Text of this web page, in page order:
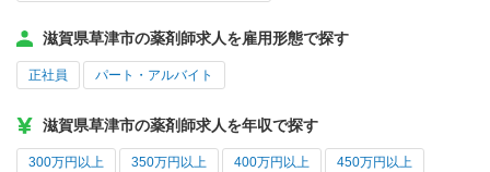
滋賀県草津市の薬剤師求人を雇用形態で探す
正社員 パート・アルバイト
滋賀県草津市の薬剤師求人を年収で探す
300万円以上 350万円以上 400万円以上 450万円以上